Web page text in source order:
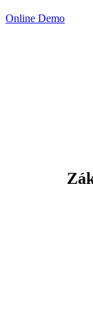
Online Demo